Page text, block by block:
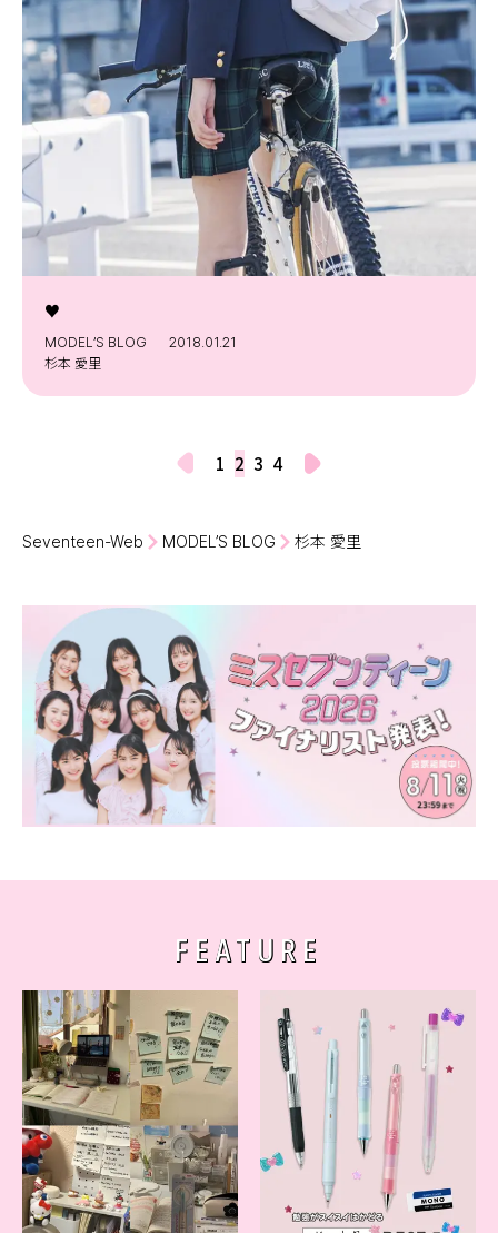
♥️
MODEL’S BLOG
2018.01.21
杉本 愛里
1 2 3 4
Seventeen-Web MODEL’S BLOG 杉本 愛里
FEATURE